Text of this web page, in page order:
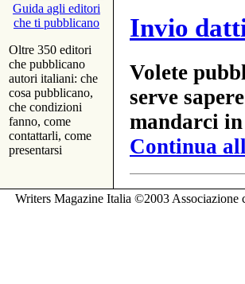
Guida agli editori
che ti pubblicano
Oltre 350 editori
che pubblicano
autori italiani: che
cosa pubblicano,
che condizioni
fanno, come
contattarli, come
presentarsi
Invio
Volete
serve
mandarci
Continua
Writers Magazine Italia ©2003